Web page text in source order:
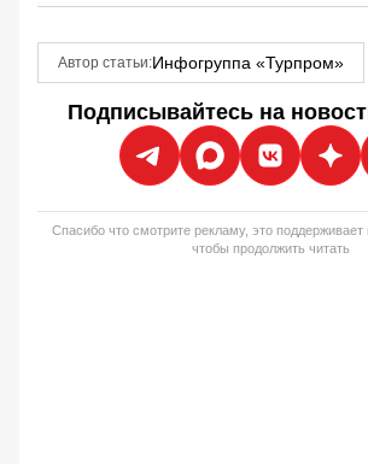
Автор статьи:Инфогруппа «Турпром»
Подписывайтесь на
Спасибо что смотрите рекламу, это поддерживает
чтобы продолжить читать